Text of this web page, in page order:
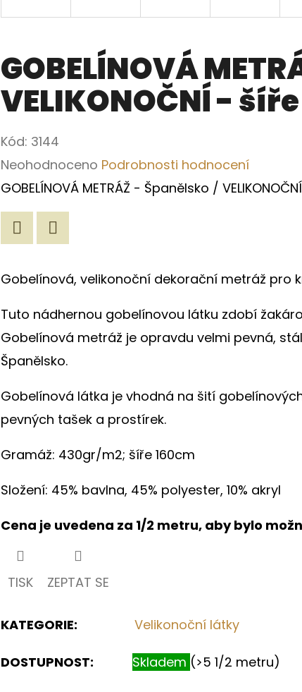
GOBELÍNOVÁ
VELIKONOČNÍ -
Kód: 3144
Průměrné
hodnocení
produktu
z
Neohodnoceno Podrobnosti hodnocení
GOBELÍNOVÁ METRÁŽ - Španělsko /
Gobelínová, velikonoční dekorační metráž pro
Tuto nádhernou gobelínovou látku zdobí
Gobelínová metráž je opravdu velmi pevná,
Španělsko.
Gobelínová látka je vhodná na šití
pevných tašek a prostírek.
Gramáž: 430gr/m2; šíře 160cm
Složení: 45% bavlna, 45% polyester, 10% akryl
Cena je uvedena za 1/2 metru, aby bylo
TISK ZEPTAT SE
KATEGORIE: Velikonoční látky
DOSTUPNOST: Skladem (>5 1/2 metru)